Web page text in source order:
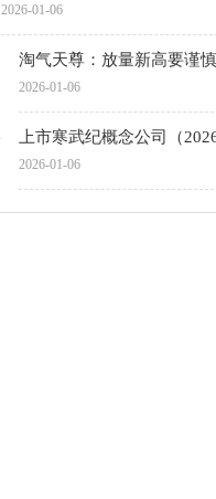
2026-01-06
淘气天尊：放量新高要谨
2026-01-06
上市寒武纪概念公司（
2026-01-06